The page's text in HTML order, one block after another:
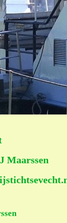
Maarssen